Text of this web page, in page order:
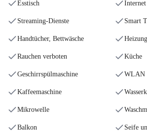
Esstisch Internet
Streaming-Dienste Smart
Handtücher, Bettwäsche Heizung
Rauchen verboten Küche
Geschirrspülmaschine WLAN
Kaffeemaschine
Mikrowelle
Balkon Seife